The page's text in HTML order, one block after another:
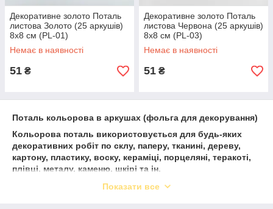
Декоративне золото Поталь
листова Золото (25 аркушів)
8х8 см (PL-01)
Немає в наявності
51 ₴
Декоративне золото Поталь
листова Червона (25 аркушів)
8х8 см (PL-03)
Немає в наявності
51 ₴
Поталь кольорова в аркушах (фольга для декорування)
Кольорова поталь використовується для будь-яких
декоративних робіт по склу, паперу, тканині, дереву,
картону, пластику, воску, кераміці, порцеляні, теракоті,
плівці, металу, каменю, шкірі та ін.
реставраційних робіт, для аматорської творчості,
Показати все